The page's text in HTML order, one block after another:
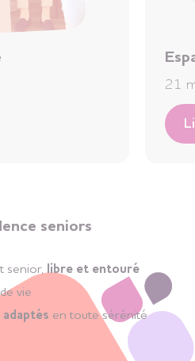
21
seniors
senior,libre et entouré
vie
en toute sérénité